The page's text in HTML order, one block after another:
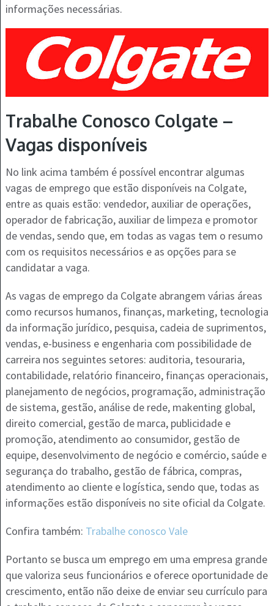
informações necessárias.
Trabalhe Conosco Colgate –
Vagas disponíveis
No link acima também é possível encontrar algumas
vagas de emprego que estão disponíveis na Colgate,
entre as quais estão: vendedor, auxiliar de operações,
operador de fabricação, auxiliar de limpeza e promotor
de vendas, sendo que, em todas as vagas tem o resumo
com os requisitos necessários e as opções para se
candidatar a vaga.
As vagas de emprego da Colgate abrangem várias áreas
como recursos humanos, finanças, marketing, tecnologia
da informação jurídico, pesquisa, cadeia de suprimentos,
vendas, e-business e engenharia com possibilidade de
carreira nos seguintes setores: auditoria, tesouraria,
contabilidade, relatório financeiro, finanças operacionais,
planejamento de negócios, programação, administração
de sistema, gestão, análise de rede, makenting global,
direito comercial, gestão de marca, publicidade e
promoção, atendimento ao consumidor, gestão de
equipe, desenvolvimento de negócio e comércio, saúde e
segurança do trabalho, gestão de fábrica, compras,
atendimento ao cliente e logística, sendo que, todas as
informações estão disponíveis no site oficial da Colgate.
Confira também: Trabalhe conosco Vale
Portanto se busca um emprego em uma empresa grande
que valoriza seus funcionários e oferece oportunidade de
crescimento, então não deixe de enviar seu currículo para